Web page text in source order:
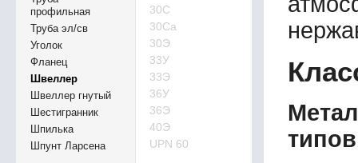
профильная
Труба эл/св
Уголок
Фланец
Швеллер
Швеллер гнутый
Шестигранник
Шпилька
Шпунт Ларсена
30С
30Са
30Э
33У
33Э
36У
36Э
40Э
UPN 60